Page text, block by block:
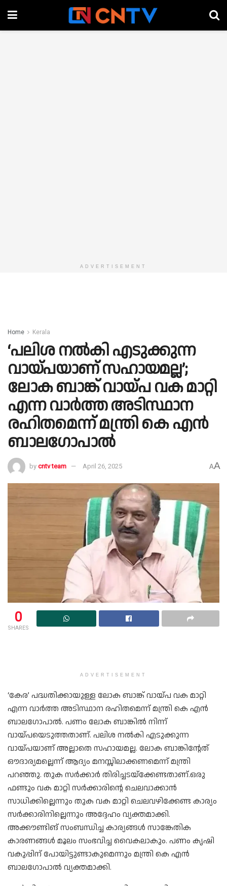
ADVERTISEMENT
Home Kerala
‘പലിശ നൽകി എടുക്കുന്ന
വായ്പയാണ് സഹായമല്ല’;
ലോക ബാങ്ക് വായ്പ വക മാറ്റി
എന്ന വാർത്ത അടിസ്ഥാന
രഹിതമെന്ന് മന്ത്രി കെ എൻ
ബാലഗോപാൽ
by cntv team April 26, 2025 AA
0
SHARES
ADVERTISEMENT
‘കേര’ പദ്ധതിക്കായുള്ള ലോക ബാങ്ക് വായ്പ വക മാറ്റി
എന്ന വാർത്ത അടിസ്ഥാന രഹിതമെന്ന് മന്ത്രി കെ എൻ
ബാലഗോപാൽ. പണം ലോക ബാങ്കിൽ നിന്ന്
വായ്പയെടുത്തതാണ്. പലിശ നൽകി എടുക്കുന്ന
വായ്പയാണ് അല്ലാതെ സഹായമല്ല. ലോക ബാങ്കിന്റേത്
ഔദാര്യമല്ലെന്ന് ആദ്യം മനസ്സിലാക്കണമെന്ന് മന്ത്രി
പറഞ്ഞു. തുക സർക്കാർ തിരിച്ചടയ്ക്കേണ്ടതാണ്.ഒരു
ഫണ്ടും വക മാറ്റി സർക്കാരിന്റെ ചെലവാക്കാൻ
സാധിക്കില്ലെന്നും തുക വക മാറ്റി ചെലവഴിക്കേണ്ട കാര്യം
സർക്കാരിനില്ലെന്നും അദ്ദേഹം വ്യക്തമാക്കി.
അക്കൗണ്ടിങ് സംബന്ധിച്ച കാര്യങ്ങൾ സാങ്കേതിക
കാരണങ്ങൾ മൂലം സംഭവിച്ച വൈകലാകും. പണം കൃഷി
വകുപ്പിന് പോയിട്ടുണ്ടാകുമെന്നും മന്ത്രി കെ എൻ
ബാലഗോപാൽ വ്യക്തമാക്കി.